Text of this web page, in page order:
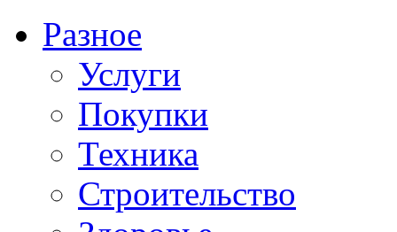
Разное
Услуги
Покупки
Техника
Строительство